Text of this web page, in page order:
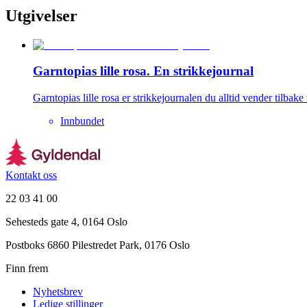
Utgivelser
Garntopias lille rosa. En strikkejournal
Garntopias lille rosa er strikkejournalen du alltid vender tilbake
Innbundet
Kontakt oss
22 03 41 00
Sehesteds gate 4, 0164 Oslo
Postboks 6860 Pilestredet Park, 0176 Oslo
Finn frem
Nyhetsbrev
Ledige stillinger